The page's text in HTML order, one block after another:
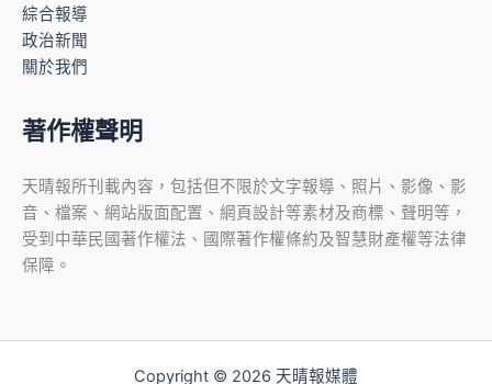
綜合報導
政治新聞
關於我們
著作權聲明
天晴報所刊載內容，包括但不限於文字報導、照片、影像、影
音、檔案、網站版面配置、網頁設計等素材及商標、聲明等，
受到中華民國著作權法、國際著作權條約及智慧財產權等法律
保障。
Copyright © 2026 天晴報媒體